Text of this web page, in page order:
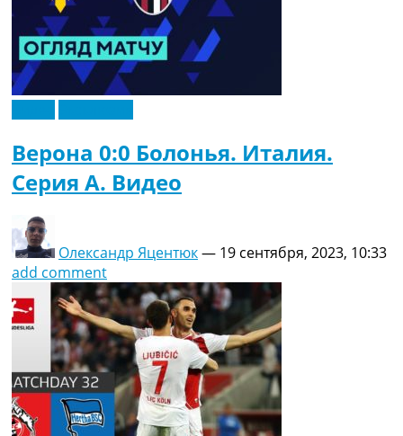
Верона 0:0 Болонья. Италия.
Серия A. Видео
Олександр Яцентюк— 19 сентября, 2023, 10:33
add comment